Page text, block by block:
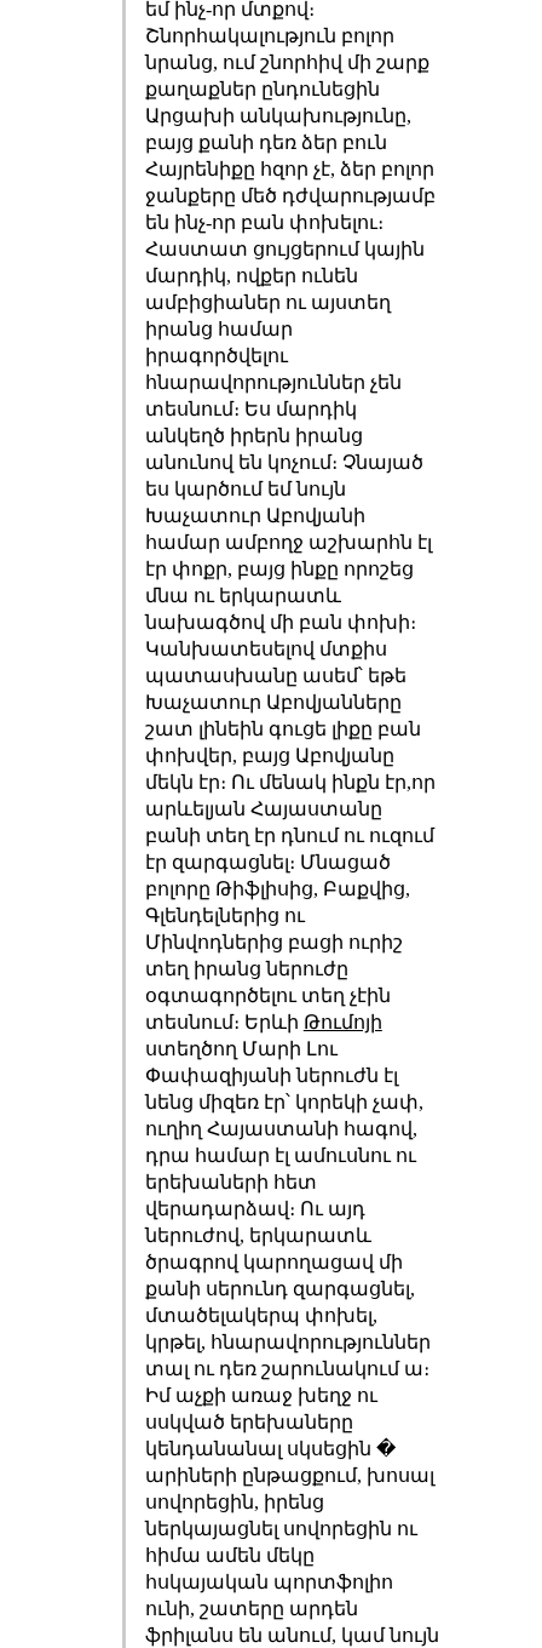
եմ ինչ-որ մտքով։
Շնորհակալություն բոլոր
նրանց, ում շնորհիվ մի շարք
քաղաքներ ընդունեցին
Արցախի անկախությունը,
բայց քանի դեռ ձեր բուն
Հայրենիքը հզոր չէ, ձեր բոլոր
ջանքերը մեծ դժվարությամբ
են ինչ-որ բան փոխելու։
Հաստատ ցույցերում կային
մարդիկ, ովքեր ունեն
ամբիցիաներ ու այստեղ
իրանց համար
իրագործվելու
հնարավորություններ չեն
տեսնում։ Ես մարդիկ
անկեղծ իրերն իրանց
անունով են կոչում։ Չնայած
ես կարծում եմ նույն
Խաչատուր Աբովյանի
համար ամբողջ աշխարհն էլ
էր փոքր, բայց ինքը որոշեց
մնա ու երկարատև
նախագծով մի բան փոխի։
Կանխատեսելով մտքիս
պատասխանը ասեմ՝ եթե
Խաչատուր Աբովյանները
շատ լինեին գուցե լիքը բան
փոխվեր, բայց Աբովյանը
մեկն էր։ Ու մենակ ինքն էր,որ
արևելյան Հայաստանը
բանի տեղ էր դնում ու ուզում
էր զարգացնել։ Մնացած
բոլորը Թիֆլիսից, Բաքվից,
Գլենդելներից ու
Մինվոդներից բացի ուրիշ
տեղ իրանց ներուժը
օգտագործելու տեղ չէին
տեսնում։ Երևի Թումոյի
ստեղծող Մարի Լու
Փափազիյանի ներուժն էլ
նենց միզեռ էր՝ կորեկի չափ,
ուղիղ Հայաստանի հագով,
դրա համար էլ ամուսնու ու
երեխաների հետ
վերադարձավ։ Ու այդ
ներուժով, երկարատև
ծրագրով կարողացավ մի
քանի սերունդ զարգացնել,
մտածելակերպ փոխել,
կրթել, հնարավորություններ
տալ ու դեռ շարունակում ա։
Իմ աչքի առաջ խեղջ ու
սսկված երեխաները
կենդանանալ սկսեցին �
արիների ընթացքում, խոսալ
սովորեցին, իրենց
ներկայացնել սովորեցին ու
հիմա ամեն մեկը
հսկայական պորտֆոլիո
ունի, շատերը արդեն
ֆրիլանս են անում, կամ նույն